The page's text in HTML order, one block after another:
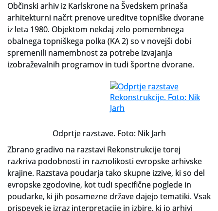
Občinski arhiv iz Karlskrone na Švedskem prinaša
arhitekturni načrt prenove ureditve topniške dvorane
iz leta 1980. Objektom nekdaj zelo pomembnega
obalnega topniškega polka (KA 2) so v novejši dobi
spremenili namembnost za potrebe izvajanja
izobraževalnih programov in tudi športne dvorane.
Odprtje razstave. Foto: Nik Jarh
Zbrano gradivo na razstavi Rekonstrukcije torej
razkriva podobnosti in raznolikosti evropske arhivske
krajine. Razstava poudarja tako skupne izzive, ki so del
evropske zgodovine, kot tudi specifične poglede in
poudarke, ki jih posamezne države dajejo tematiki. Vsak
prispevek je izraz interpretacije in izbire, ki jo arhivi